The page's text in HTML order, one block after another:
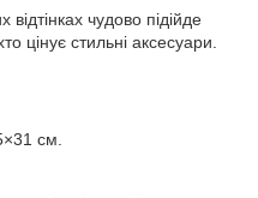
чудово підійде
цінує стильні аксесуари.
см.